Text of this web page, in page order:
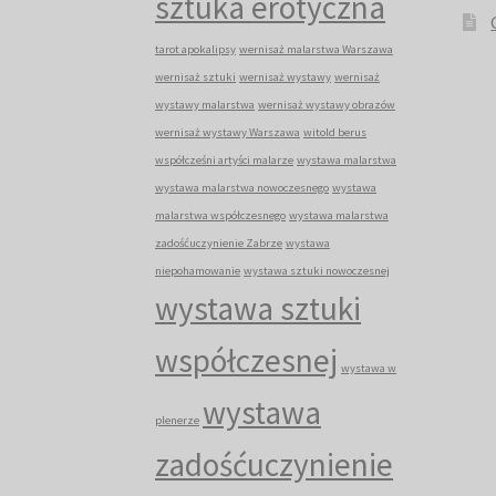
tarot apokalipsy wernisaż malarstwa Warszawa
wernisaż sztuki wernisaż wystawy wernisaż
wystawy malarstwa wernisaż wystawy obrazów
wernisaż wystawy Warszawa witold berus
współcześni artyści malarze wystawa malarstwa
wystawa malarstwa nowoczesnego wystawa
malarstwa współczesnego wystawa malarstwa
zadośćuczynienie Zabrze wystawa
niepohamowanie wystawa sztuki nowoczesnej
wystawa sztuki
współczesnej wystawa w
plenerze wystawa
zadośćuczynienie